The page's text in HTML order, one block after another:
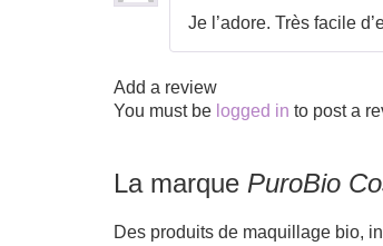
Je l’adore. Très facile
Add a review
You must be logged in to post a
La marque PuroBio
Des produits de maquillage bio,